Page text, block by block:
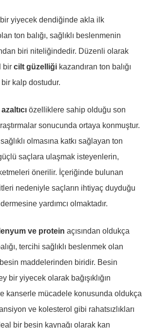
bir yiyecek dendiğinde akla ilk
ton balığı, sağlıklı beslenmenin
biri niteliğindedir. Düzenli olarak
bir cilt güzelliği kazandıran ton balığı
kalp dostudur.
özelliklere sahip olduğu son
sonucunda ortaya konmuştur.
olmasına katkı sağlayan ton
saçlara ulaşmak isteyenlerin,
önerilir. İçeriğinde bulunan
nedeniyle saçların ihtiyaç duyduğu
yardımcı olmaktadır.
ve protein açısından oldukça
tercihi sağlıklı beslenmek olan
maddelerinden biridir. Besin
bir yiyecek olarak bağışıklığın
kanserle mücadele konusunda oldukça
ve kolesterol gibi rahatsızlıkları
bir besin kaynağı olarak kan